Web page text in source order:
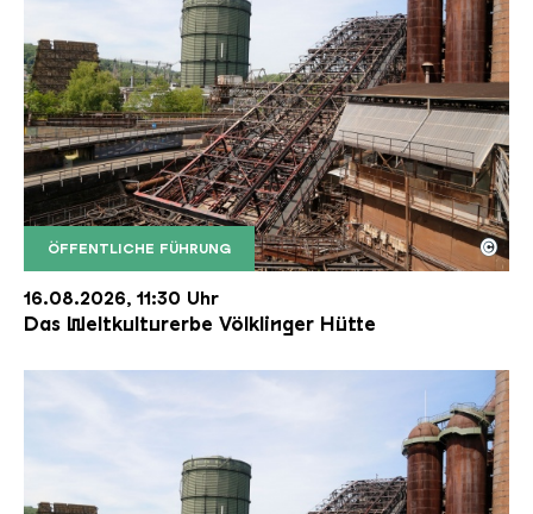
ÖFFENTLICHE FÜHRUNG
Der Erzschrägaufzug der Völklinger Hütte mit
Copyright: Weltkulturerbe Völklinger Hütte | Karl
©
16.08.2026, 11:30 Uhr
Das Weltkulturerbe Völklinger Hütte